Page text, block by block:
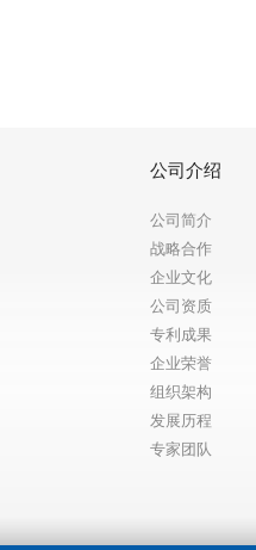
公司介绍
公司简介
战略合作
企业文化
公司资质
专利成果
企业荣誉
组织架构
发展历程
专家团队